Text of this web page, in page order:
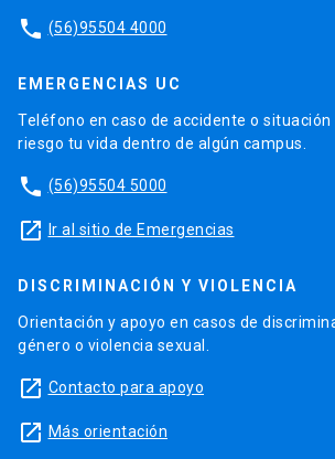
phone (56)95504 4000
EMERGENCIAS UC
Teléfono en caso de accidente o situación
riesgo tu vida dentro de algún campus.
phone (56)95504 5000
launch Ir al sitio de Emergencias
DISCRIMINACIÓN Y VIOLENCIA
Orientación y apoyo en casos de
género o violencia sexual.
launch Contacto para apoyo
launch Más orientación